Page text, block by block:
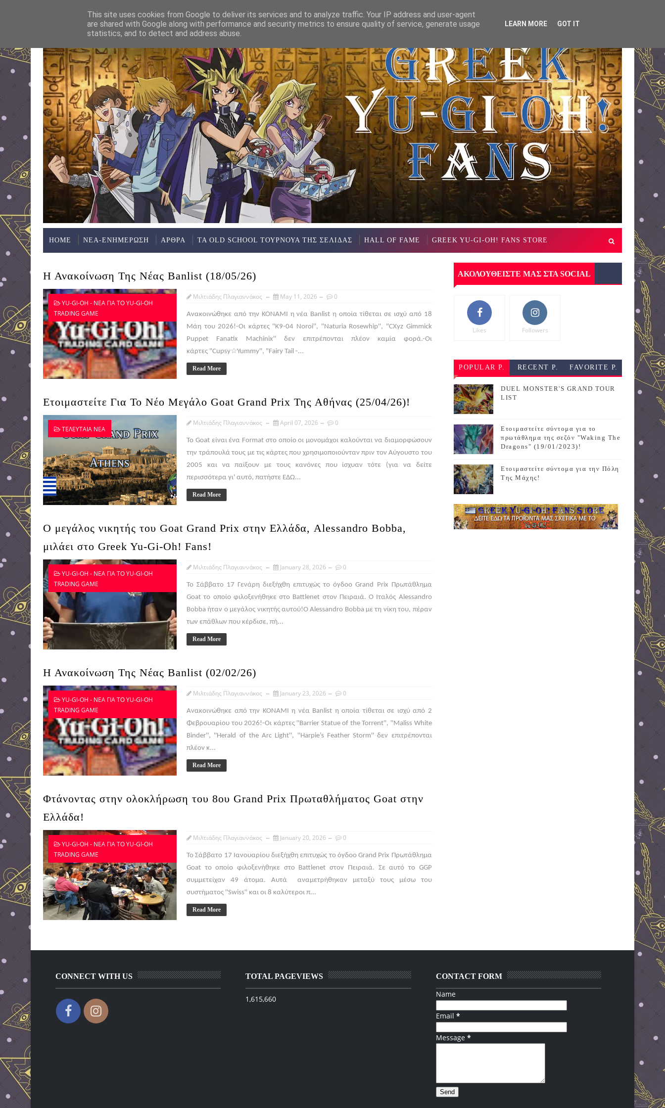
HOME ΝΕΑ-ΕΝΗΜΕΡΩΣΗ ΑΡΘΡΑ ΤΑ OLD SCHOOL ΤΟΥΡΝΟΥΑ ΤΗΣ ΣΕΛΙΔΑΣ HALL OF FAME GREEK YU-GI-OH! FANS STORE
Η Ανακοίνωση Της Νέας Banlist (18/05/26)
YU-GI-OH - ΝΕΑ ΓΙΑ ΤΟ YU-GI-OH
TRADING GAME
Μιλτιάδης Πλαγιαννάκος May 11, 2026 0
Ανακοινώθηκε από την ΚΟΝΑΜΙ η νέα Banlist η οποία τίθεται σε ισχύ από 18
Μάη του 2026!-Οι κάρτες "K9-04 Noroi'', "Naturia Rosewhip'', "CXyz Gimmick
Puppet Fanatix Machinix'' δεν επιτρέπονται πλέον καμία φορά.-Οι
κάρτες "Cupsy☆Yummy'', "Fairy Tail -...
Read More
Ετοιμαστείτε Για Το Νέο Μεγάλο Goat Grand Prix Της Αθήνας (25/04/26)!
ΤΕΛΕΥΤΑΙΑ ΝΕΑ
Μιλτιάδης Πλαγιαννάκος April 07, 2026 0
Το Goat είναι ένα Format στο οποίο οι μονομάχοι καλούνται να διαμορφώσουν
την τράπουλά τους με τις κάρτες που χρησιμοποιούνταν πριν τον Αύγουστο του
2005 και να παίξουν με τους κανόνες που ίσχυαν τότε (για να δείτε
περισσότερα γι' αυτό, πατήστε ΕΔΩ...
Read More
Ο μεγάλος νικητής του Goat Grand Prix στην Ελλάδα, Alessandro Bobba,
μιλάει στο Greek Yu-Gi-Oh! Fans!
YU-GI-OH - ΝΕΑ ΓΙΑ ΤΟ YU-GI-OH
TRADING GAME
Μιλτιάδης Πλαγιαννάκος January 28, 2026 0
Το Σάββατο 17 Γενάρη διεξήχθη επιτυχώς το όγδοο Grand Prix Πρωτάθλημα
Goat το οποίο φιλοξενήθηκε στο Battlenet στον Πειραιά. Ο Ιταλός Alessandro
Bobba ήταν ο μεγάλος νικητής αυτού!Ο Alessandro Bobba με τη νίκη του, πέραν
των επάθλων που κέρδισε, πή...
Read More
Η Ανακοίνωση Της Νέας Banlist (02/02/26)
YU-GI-OH - ΝΕΑ ΓΙΑ ΤΟ YU-GI-OH
TRADING GAME
Μιλτιάδης Πλαγιαννάκος January 23, 2026 0
Ανακοινώθηκε από την ΚΟΝΑΜΙ η νέα Banlist η οποία τίθεται σε ισχύ από 2
Φεβρουαρίου του 2026!-Οι κάρτες ''Barrier Statue of the Torrent'', ''Maliss White
Binder'', ''Herald of the Arc Light'', ''Harpie’s Feather Storm'' δεν επιτρέπονται
πλέον κ...
Read More
Φτάνοντας στην ολοκλήρωση του 8ου Grand Prix Πρωταθλήματος Goat στην
Ελλάδα!
YU-GI-OH - ΝΕΑ ΓΙΑ ΤΟ YU-GI-OH
TRADING GAME
Μιλτιάδης Πλαγιαννάκος January 20, 2026 0
Το Σάββατο 17 Ιανουαρίου διεξήχθη επιτυχώς το όγδοο Grand Prix Πρωτάθλημα
Goat το οποίο φιλοξενήθηκε στο Battlenet στον Πειραιά. Σε αυτό το GGP
συμμετείχαν 49 άτομα. Αυτά αναμετρήθηκαν μεταξύ τους μέσω του
συστήματος ''Swiss'' και οι 8 καλύτεροι π...
Read More
ΑΚΟΛΟΥΘΕΙΣΤΕ ΜΑΣ ΣΤΑ SOCIAL
Likes Followers
POPULAR P. RECENT P. FAVORITE P.
DUEL MONSTER'S GRAND TOUR
LIST
Ετοιμαστείτε σύντομα για το
πρωτάθλημα της σεζόν "Waking The
Dragons" (19/01/2023)!
Ετοιμαστείτε σύντομα για την Πόλη
Της Μάχης!
CONNECT WITH US TOTAL PAGEVIEWS
1,615,660
CONTACT FORM
Name
Email *
Message *
This site uses cookies from Google to deliver its services and to analyze traffic. Your IP address and user-agent
are shared with Google along with performance and security metrics to ensure quality of service, generate usage
statistics, and to detect and address abuse.
LEARN MORE GOT IT